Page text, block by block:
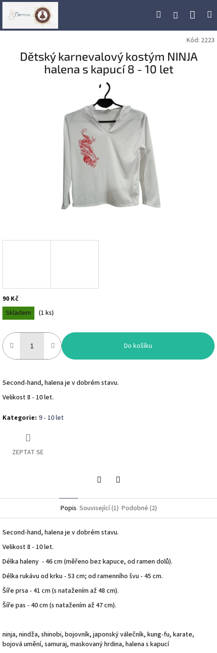
Přejít
Hledat Přihlášení
Kód: 2223
Dětský karnevalový kostým NINJA
halena s kapucí 8 - 10 let
90 Kč
Měrná
cena:
Skladem (1 ks)
Do košíku
Second-hand, halena je v dobrém stavu.
Velikost 8 - 10 let.
Kategorie: 9 - 10 let
ZEPTAT SE
Popis Související (1) Podobné (2)
Second-hand, halena je v dobrém stavu.
Velikost 8 - 10 let.
Délka haleny - 46 cm (měřeno bez kapuce, od ramen dolů).
Délka rukávu od krku - 53 cm; od ramenního švu - 45 cm.
Šíře prsa - 41 cm (s natažením až 48 cm).
Šíře pas - 40 cm (s natažením až 47 cm).
ninja, nindža, shinobi, bojovník, japonský válečník, kung-fu, karate,
bojová umění, samuraj, maskovaný hrdina, halena s kapucí